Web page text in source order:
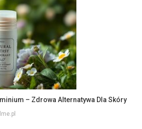
– Zdrowa Alternatywa Dla Skóry